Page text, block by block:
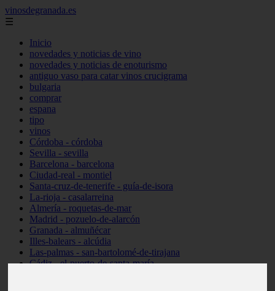
vinosdegranada.es
☰
Inicio
novedades y noticias de vino
novedades y noticias de enoturismo
antiguo vaso para catar vinos crucigrama
bulgaria
comprar
espana
tipo
vinos
Córdoba - córdoba
Sevilla - sevilla
Barcelona - barcelona
Ciudad-real - montiel
Santa-cruz-de-tenerife - guía-de-isora
La-rioja - casalarreina
Almería - roquetas-de-mar
Madrid - pozuelo-de-alarcón
Granada - almuñécar
Illes-balears - alcúdia
Las-palmas - san-bartolomé-de-tirajana
Cádiz - el-puerto-de-santa-maría